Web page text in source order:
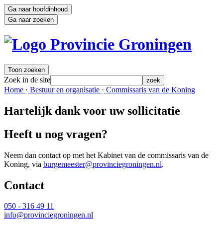
Ga naar hoofdinhoud
Ga naar zoeken
Toon zoeken
Zoek in de site zoek
Home · Bestuur en organisatie · Commissaris van de Koning
Hartelijk dank voor uw sollicitatie
Heeft u nog vragen?
Neem dan contact op met het Kabinet van de commissaris van de
Koning, via burgemeester@provinciegroningen.nl.
Contact
050 - 316 49 11
info@provinciegroningen.nl